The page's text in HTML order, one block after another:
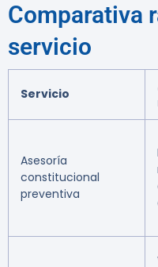
Comparativa
servicio
Servicio
Asesoría
constitucional
preventiva